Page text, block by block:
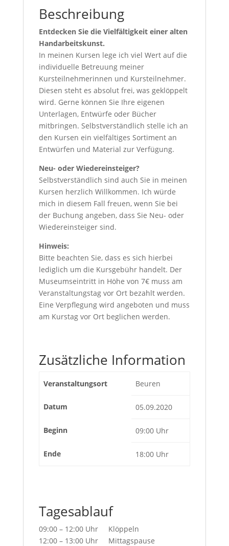
Beschreibung
Entdecken Sie die Vielfältigkeit einer alten
Handarbeitskunst.
In meinen Kursen lege ich viel Wert auf die
individuelle Betreuung meiner
Kursteilnehmerinnen und Kursteilnehmer.
Diesen steht es absolut frei, was geklöppelt
wird. Gerne können Sie Ihre eigenen
Unterlagen, Entwürfe oder Bücher
mitbringen. Selbstverständlich stelle ich an
den Kursen ein vielfältiges Sortiment an
Entwürfen und Material zur Verfügung.
Neu- oder Wiedereinsteiger?
Selbstverständlich sind auch Sie in meinen
Kursen herzlich Willkommen. Ich würde
mich in diesem Fall freuen, wenn Sie bei
der Buchung angeben, dass Sie Neu- oder
Wiedereinsteiger sind.
Hinweis:
Bitte beachten Sie, dass es sich hierbei
lediglich um die Kursgebühr handelt. Der
Museumseintritt in Höhe von 7€ muss am
Veranstaltungstag vor Ort bezahlt werden.
Eine Verpflegung wird angeboten und muss
am Kurstag vor Ort beglichen werden.
Zusätzliche Information
Veranstaltungsort Beuren
Datum 05.09.2020
Beginn 09:00 Uhr
Ende 18:00 Uhr
Tagesablauf
09:00 – 12:00 Uhr Klöppeln
12:00 – 13:00 Uhr Mittagspause